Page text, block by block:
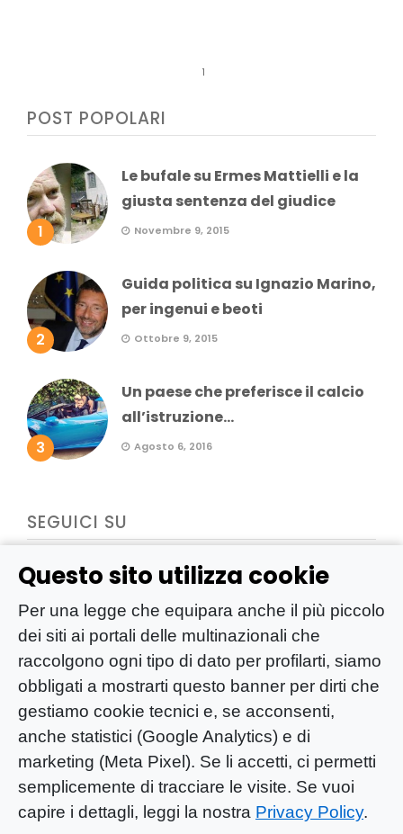
Questo sito utilizza cookie
Per una legge che equipara anche il più piccolo
dei siti ai portali delle multinazionali che
raccolgono ogni tipo di dato per profilarti, siamo
obbligati a mostrarti questo banner per dirti che
gestiamo cookie tecnici e, se acconsenti,
anche statistici (Google Analytics) e di
marketing (Meta Pixel). Se li accetti, ci permetti
semplicemente di tracciare le visite. Se vuoi
capire i dettagli, leggi la nostra Privacy Policy.
1
POST POPOLARI
1
Le bufale su Ermes Mattielli e la
giusta sentenza del giudice
Novembre 9, 2015
2
Guida politica su Ignazio Marino,
per ingenui e beoti
Ottobre 9, 2015
3
Un paese che preferisce il calcio
all’istruzione...
Agosto 6, 2016
SEGUICI SU
YOU-ng Slow Journalism è una testata